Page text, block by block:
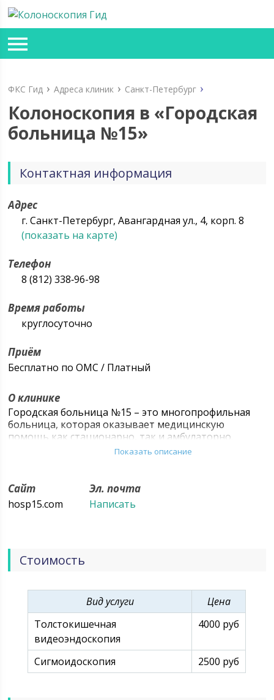
ФКС Гид Адреса клиник Санкт-Петербург
Колоноскопия в «Городская
больница №15»
Контактная информация
Адрес
г. Санкт-Петербург, Авангардная ул., 4, корп. 8
(показать на карте)
Телефон
8 (812) 338‑96-98
Время работы
круглосуточно
Приём
Бесплатно по ОМС / Платный
О клинике
Городская больница №15 – это многопрофильная
больница, которая оказывает медицинскую
помощь как стационарно, так и амбулаторно.
Больница оснащена современным медицинским
позволяет пациентам получить необходимую
медицинскую помощь в полном объеме.
Показать описание
Сайт
hosp15.com
Эл. почта
Написать
Стоимость
Вид услуги
Цена
Толстокишечная
видеоэндоскопия
4000 руб
Сигмоидоскопия 2500 руб